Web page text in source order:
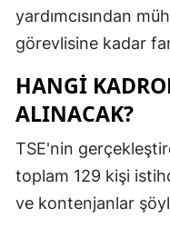
yardımcısından
görevlisine kadar
HANGİ
ALINACAK?
TSE'nin
toplam 129 kişi
ve kontenjanlar